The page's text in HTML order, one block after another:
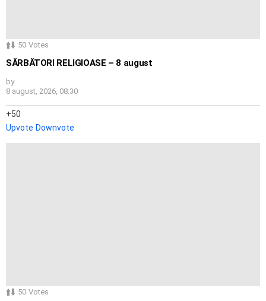
50 Votes
SĂRBĂTORI RELIGIOASE – 8 august
by
8 august, 2026, 08:30
50
Upvote Downvote
50 Votes